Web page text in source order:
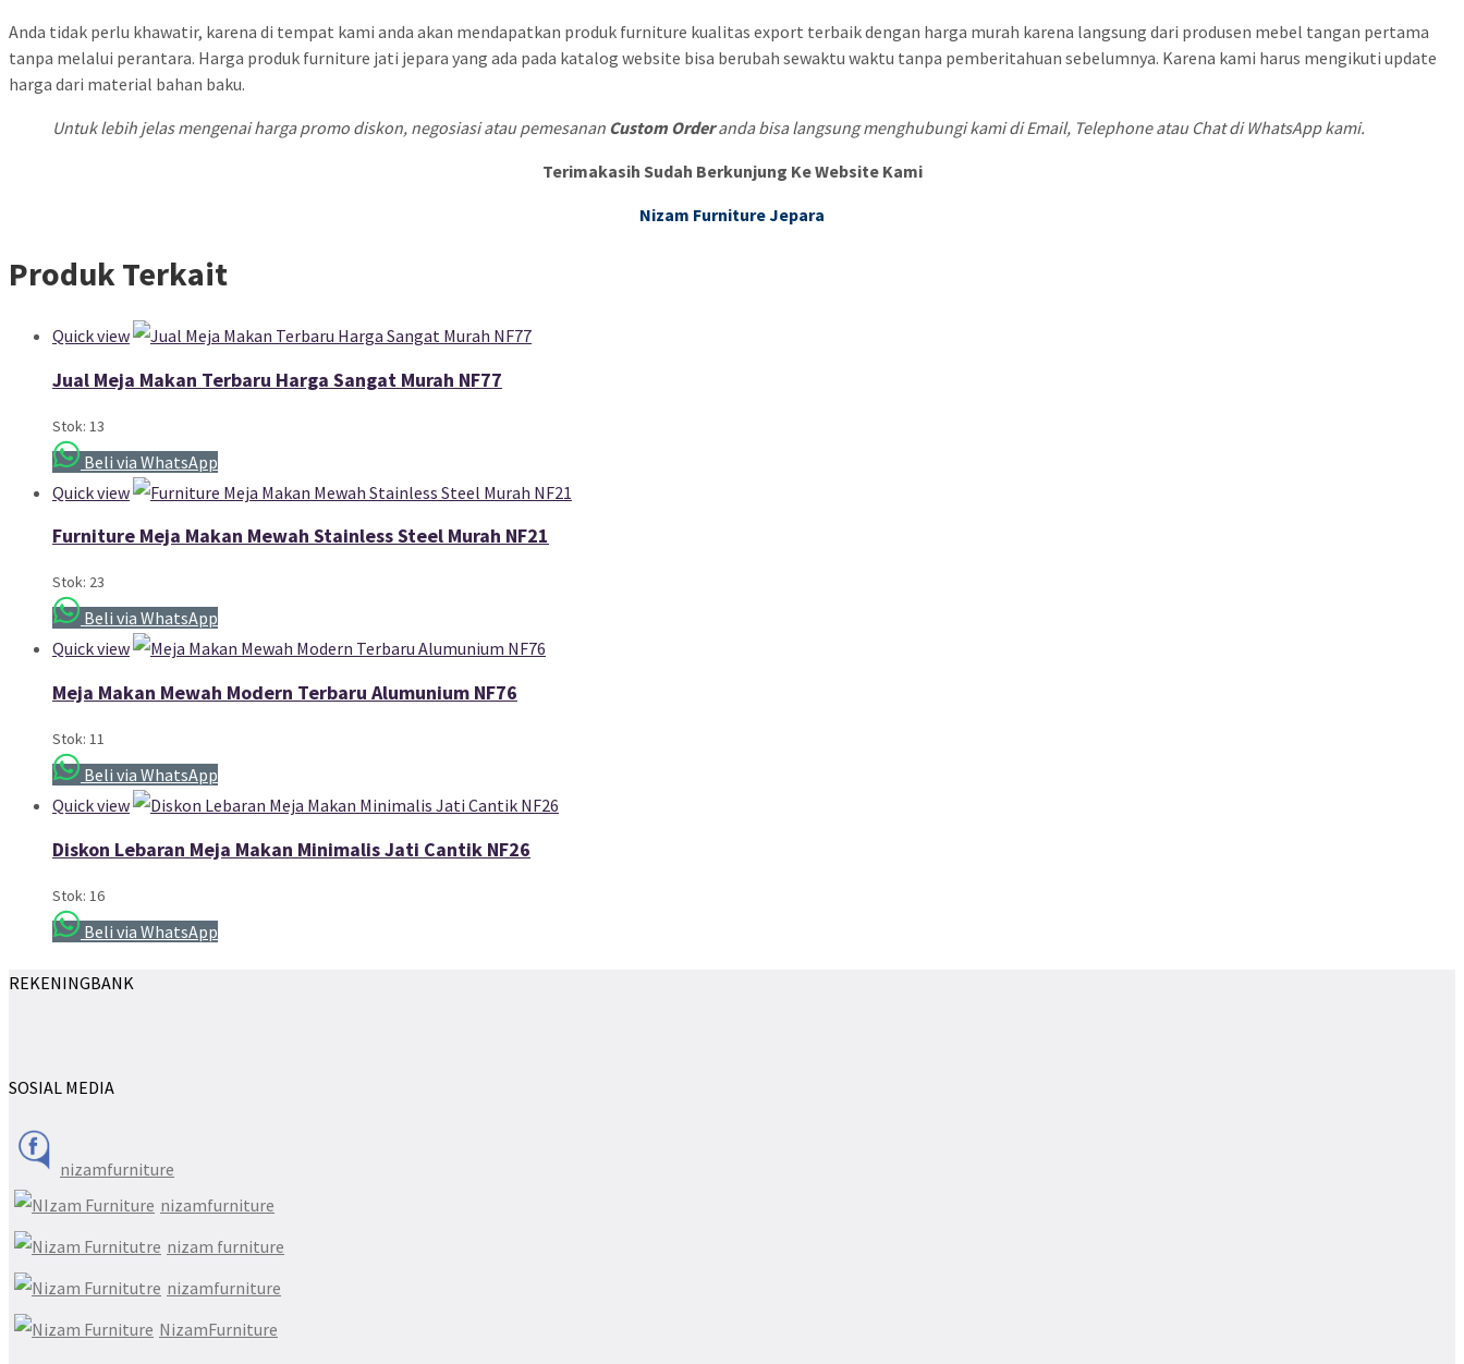
Anda tidak perlu khawatir, karena di tempat kami anda akan mendapatkan produk furniture kualitas export terbaik dengan harga murah karena langsung dari produsen mebel tangan pertama
tanpa melalui perantara. Harga produk furniture jati jepara yang ada pada katalog website bisa berubah sewaktu waktu tanpa pemberitahuan sebelumnya. Karena kami harus mengikuti update
harga dari material bahan baku.
Untuk lebih jelas mengenai harga promo diskon, negosiasi atau pemesanan Custom Orderanda bisa langsung menghubungi kami di Email, Telephone atau Chat di WhatsApp kami.
Terimakasih Sudah Berkunjung Ke Website Kami
Nizam Furniture Jepara
Produk Terkait
Quick view
Jual Meja Makan Terbaru Harga Sangat Murah NF77
Stok: 13
Beli via WhatsApp
Quick view
Furniture Meja Makan Mewah Stainless Steel Murah NF21
Stok: 23
Beli via WhatsApp
Quick view
Meja Makan Mewah Modern Terbaru Alumunium NF76
Stok: 11
Beli via WhatsApp
Quick view
Diskon Lebaran Meja Makan Minimalis Jati Cantik NF26
Stok: 16
Beli via WhatsApp
REKENINGBANK
SOSIAL MEDIA
nizamfurniture
nizamfurniture
nizam furniture
nizamfurniture
NizamFurniture